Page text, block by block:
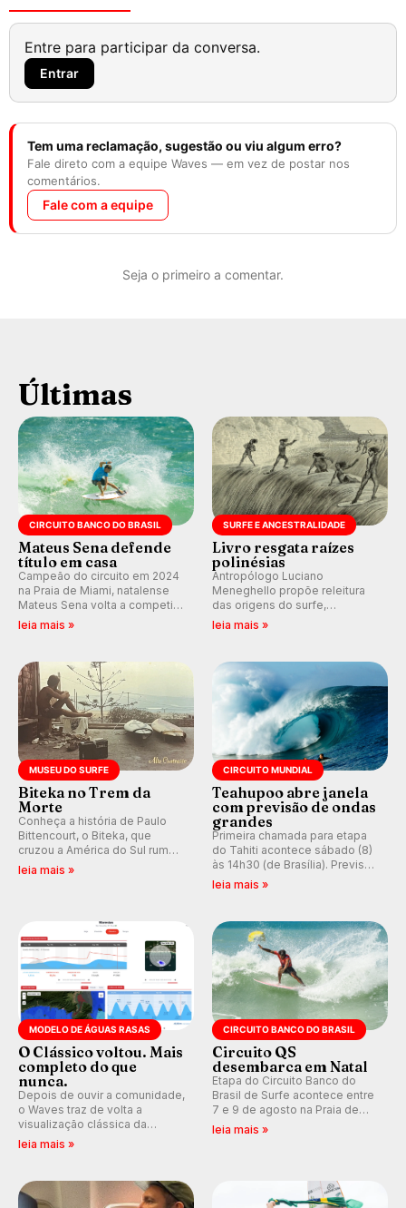
Entre para participar da conversa.
Entrar
Tem uma reclamação, sugestão ou viu algum erro?
Fale direto com a equipe Waves — em vez de postar nos
comentários.
Fale com a equipe
Seja o primeiro a comentar.
Últimas
CIRCUITO BANCO DO BRASIL
Mateus Sena defende
título em casa
Campeão do circuito em 2024
na Praia de Miami, natalense
Mateus Sena volta a competir
em casa em busca de manter a
leia mais »
SURFE E ANCESTRALIDADE
Livro resgata raízes
polinésias
Antropólogo Luciano
Meneghello propõe releitura
das origens do surfe,
resgatando a cultura polinésia
prática em esporte e indústria.
leia mais »
MUSEU DO SURFE
Biteka no Trem da
Morte
Conheça a história de Paulo
Bittencourt, o Biteka, que
cruzou a América do Sul rumo
ao Pacífico em uma jornada
leia mais »
CIRCUITO MUNDIAL
Teahupoo abre janela
com previsão de ondas
grandes
Primeira chamada para etapa
do Tahiti acontece sábado (8)
às 14h30 (de Brasília). Previsão
indica swell consistente.
Kelly Slater convidado.
leia mais »
MODELO DE ÁGUAS RASAS
O Clássico voltou. Mais
completo do que
nunca.
Depois de ouvir a comunidade,
o Waves traz de volta a
visualização clássica da
previsão de águas rasas,
ondas para até 16 dias.
leia mais »
CIRCUITO BANCO DO BRASIL
Circuito QS
desembarca em Natal
Etapa do Circuito Banco do
Brasil de Surfe acontece entre
7 e 9 de agosto na Praia de
Miami (RN), em disputas
leia mais »